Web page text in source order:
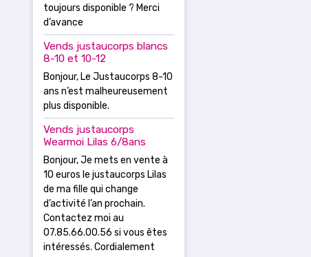
toujours disponible ? Merci
d’avance
Vends justaucorps blancs
8-10 et 10-12
Bonjour, Le Justaucorps 8-10
ans n’est malheureusement
plus disponible.
Vends justaucorps
Wearmoi Lilas 6/8ans
Bonjour, Je mets en vente à
10 euros le justaucorps Lilas
de ma fille qui change
d’activité l’an prochain.
Contactez moi au
07.85.66.00.56 si vous êtes
intéressés. Cordialement